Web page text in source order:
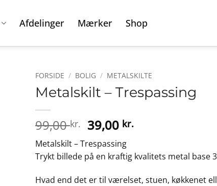
Afdelinger Mærker Shop
FORSIDE / BOLIG / METALSKILTE
Metalskilt – Trespassing
99,00kr. Den
oprindelige
pris
var:
99,00 kr..
39,00 kr.Den
pris
er:
39,00 kr..
Metalskilt – Trespassing
Trykt billede på en kraftig kvalitets metal base
Hvad end det er til værelset, stuen, køkkenet